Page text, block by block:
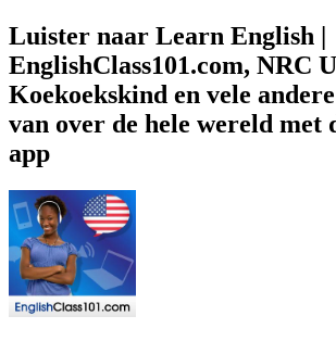
Luister naar Learn English |
EnglishClass101.com, NRC
Koekoekskind en vele
van over de hele wereld met
app